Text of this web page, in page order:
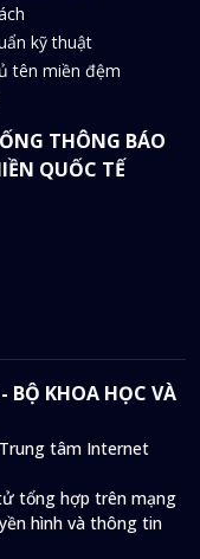
kỹ thuật
tên miền đệm
THÔNG BÁO
QUỐC TẾ
BỘ KHOA HỌC VÀ
tâm Internet
tổng hợp trên mạng
hình và thông tin